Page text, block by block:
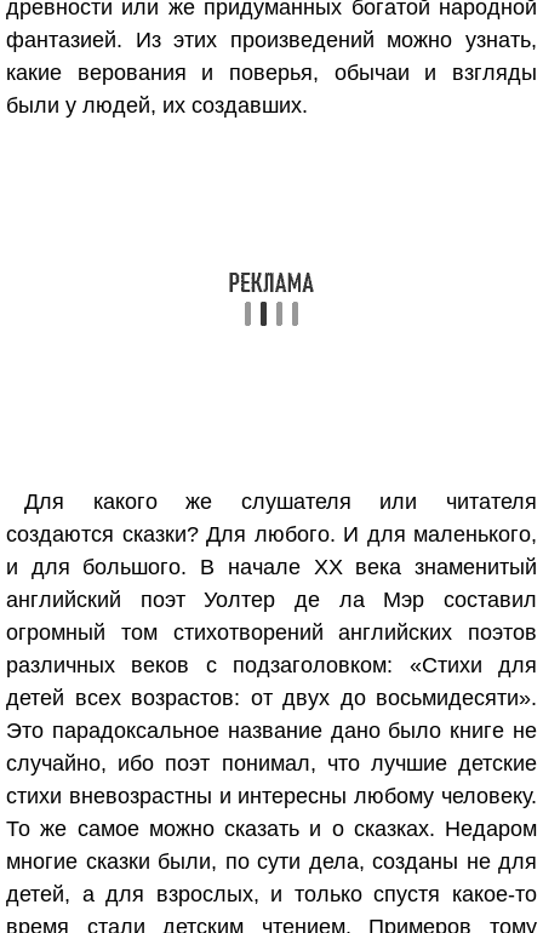
древности или же придуманных богатой народной
фантазией. Из этих произведений можно узнать,
какие верования и поверья, обычаи и взгляды
были у людей, их создавших.
Для какого же слушателя или читателя
создаются сказки? Для любого. И для маленького,
и для большого. В начале XX века знаменитый
английский поэт Уолтер де ла Мэр составил
огромный том стихотворений английских поэтов
различных веков с подзаголовком: «Стихи для
детей всех возрастов: от двух до восьмидесяти».
Это парадоксальное название дано было книге не
случайно, ибо поэт понимал, что лучшие детские
стихи вневозрастны и интересны любому человеку.
То же самое можно сказать и о сказках. Недаром
многие сказки были, по сути дела, созданы не для
детей, а для взрослых, и только спустя какое-то
время стали детским чтением. Примеров тому